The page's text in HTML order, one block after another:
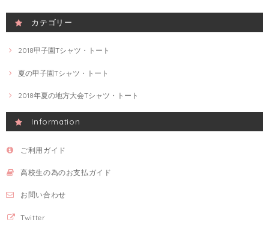
カテゴリー
2018甲子園Tシャツ・トート
夏の甲子園Tシャツ・トート
2018年夏の地方大会Tシャツ・トート
Information
ご利用ガイド
高校生の為のお支払ガイド
お問い合わせ
Twitter